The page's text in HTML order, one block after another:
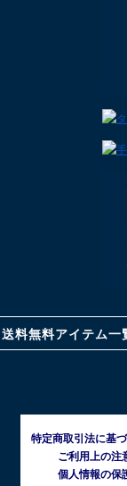
送料無料アイテム一
特定商取引法に基
ご利用上の注
個人情報の保